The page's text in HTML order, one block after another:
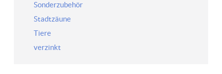
Sonderzubehör
Stadtzäune
Tiere
verzinkt